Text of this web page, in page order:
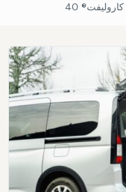
كاروليفت® 40